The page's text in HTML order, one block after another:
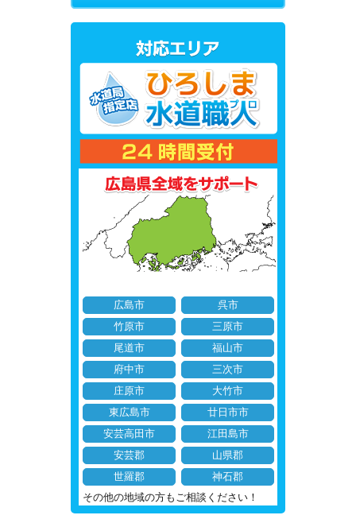
広島市
呉市
竹原市
三原市
尾道市
福山市
府中市
三次市
庄原市
大竹市
東広島市
廿日市市
安芸高田市
江田島市
安芸郡
山県郡
世羅郡
神石郡
その他の地域の方もご相談ください！